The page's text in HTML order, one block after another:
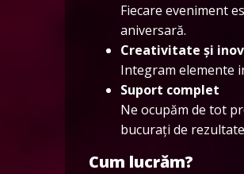
Fiecare eveniment
aniversară.
Creativitate și
Integram elemente
Suport complet
Ne ocupăm de tot
bucurați de
Cum lucrăm?